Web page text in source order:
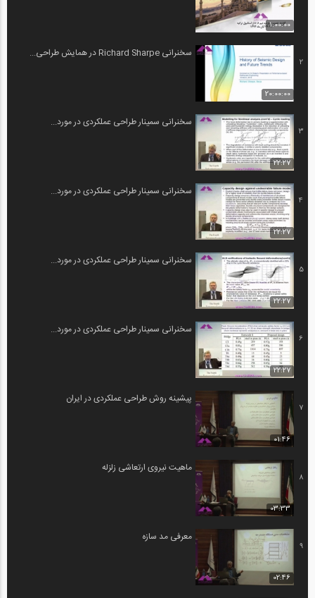
1:00:00
2
20:00:00
سخنرانی Richard Sharpe در همایش طراحی...
3
22:27
سخنرانی سمینار طراحی عملکردی در مورد...
4
22:27
سخنرانی سمینار طراحی عملکردی در مورد...
5
22:27
سخنرانی سمینار طراحی عملکردی در مورد...
6
22:27
سخنرانی سمینار طراحی عملکردی در مورد...
7
01:46
پیشینه روش طراحی عملکردی در ایران
8
03:33
ماهیت نیروی ارتعاشی زلزله
9
02:46
معرفی مد سازه